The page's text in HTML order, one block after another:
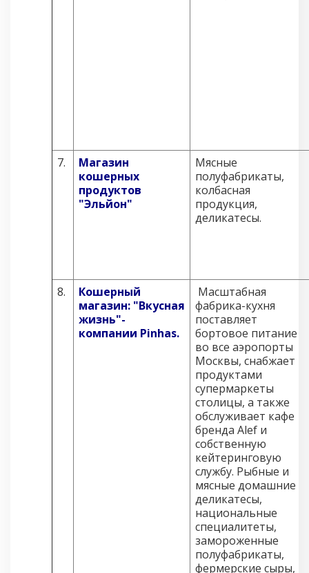
7.
Магазин
кошерных
продуктов
"Эльйон"
Мясные
полуфабрикаты,
колбасная
продукция,
деликатесы.
8.
Кошерный
магазин: "Вкусная
жизнь"-
компании Pinhas.
Масштабная
фабрика-кухня
поставляет
бортовое питание
во все аэропорты
Москвы, снабжает
продуктами
супермаркеты
столицы, а также
обслуживает кафе
бренда Alef и
собственную
кейтеринговую
службу. Рыбные и
мясные домашние
деликатесы,
национальные
специалитеты,
замороженные
полуфабрикаты,
фермерские сыры,